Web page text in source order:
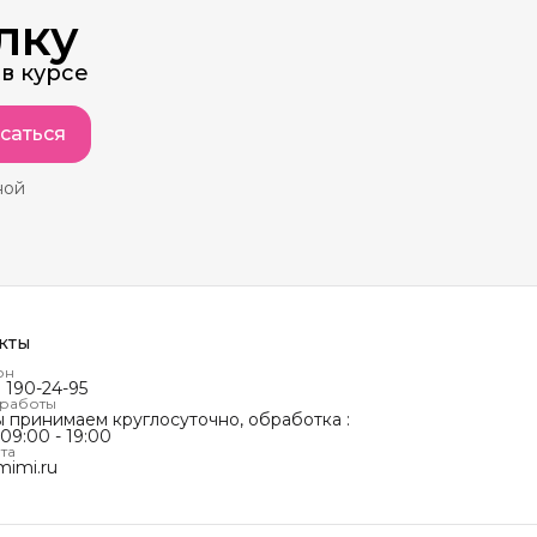
курсе
190-24-95
принимаем круглосуточно, обработка :
- 19:00